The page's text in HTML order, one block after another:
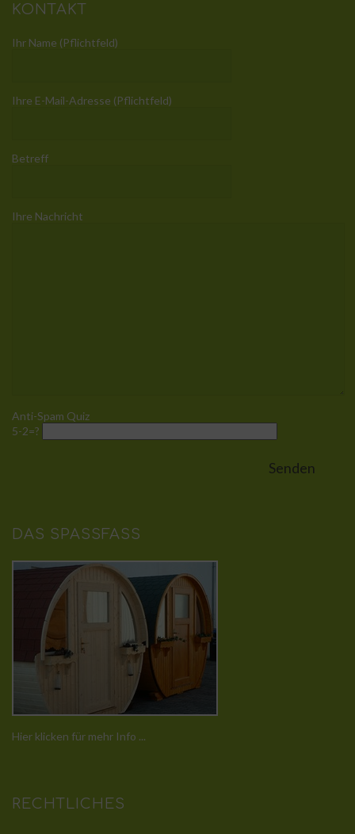
KONTAKT
Ihr Name (Pflichtfeld)
Ihre E-Mail-Adresse (Pflichtfeld)
Betreff
Ihre Nachricht
Anti-Spam Quiz
5-2=?
DAS SPASSFASS
Hier klicken für mehr Info ...
RECHTLICHES